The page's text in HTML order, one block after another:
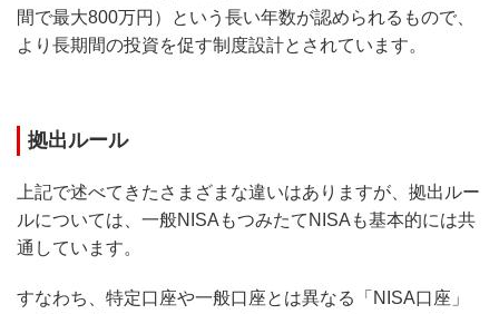
間で最大800万円）という長い年数が認められるもので、
より長期間の投資を促す制度設計とされています。
拠出ルール
上記で述べてきたさまざまな違いはありますが、拠出ルー
ルについては、一般NISAもつみたてNISAも基本的には共
通しています。
すなわち、特定口座や一般口座とは異なる「NISA口座」